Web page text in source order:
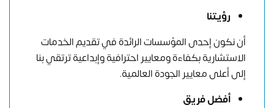
رؤيتنا
أن نكون إحدى المؤسسات الرائدة في تقديم الخدمات
الاستشارية بكفاءة ومعايير احترافية وإبداعية ترتقي بنا
إلى أعلى معايير الجودة العالمية.
أفضل فريق